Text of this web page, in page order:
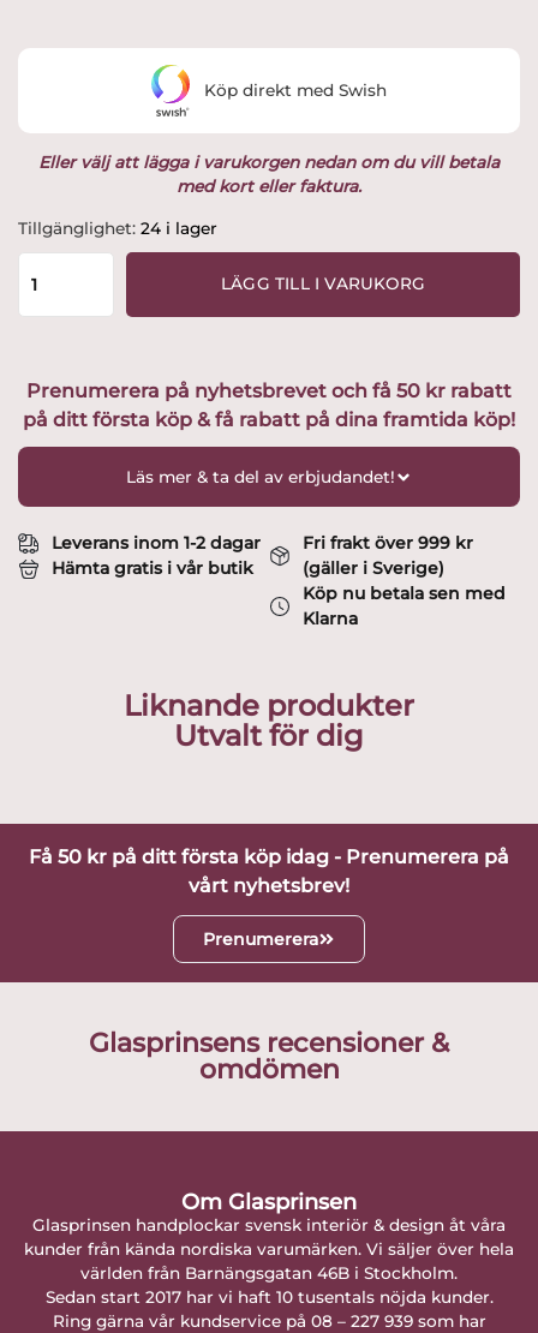
var:
1,980 kr.1,599 kr.
Eller välj att lägga i varukorgen nedan om du vill betala
med kort eller faktura.
Tillgänglighet: 24 i lager
Rörstrand
-
Blå-
Förrättstallrikar
Blå
19
Bengtsson
mängd
LÄGG TILL I VARUKORG
Köp direkt med Swish
Prenumerera på nyhetsbrevet och få 50 kr rabatt
på ditt första köp & få rabatt på dina framtida köp!
Läs mer & ta del av erbjudandet!
Leverans inom 1-2 dagar
Hämta gratis i vår butik
Fri frakt över 999 kr
(gäller i Sverige)
Köp nu betala sen med
Klarna
Liknande produkter
Utvalt för dig
Få 50 kr på ditt första köp idag - Prenumerera på
vårt nyhetsbrev!
Prenumerera
Glasprinsens recensioner &
omdömen
Om Glasprinsen
Glasprinsen handplockar svensk interiör & design åt våra
kunder från kända nordiska varumärken. Vi säljer över hela
världen från Barnängsgatan 46B i Stockholm.
Sedan start 2017 har vi haft 10 tusentals nöjda kunder.
Ring gärna vår kundservice på 08 – 227 939 som har